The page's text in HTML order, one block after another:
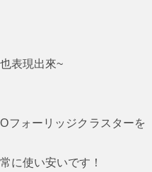
表現出來~
フォーリッジクラスターを
に使い安いです！